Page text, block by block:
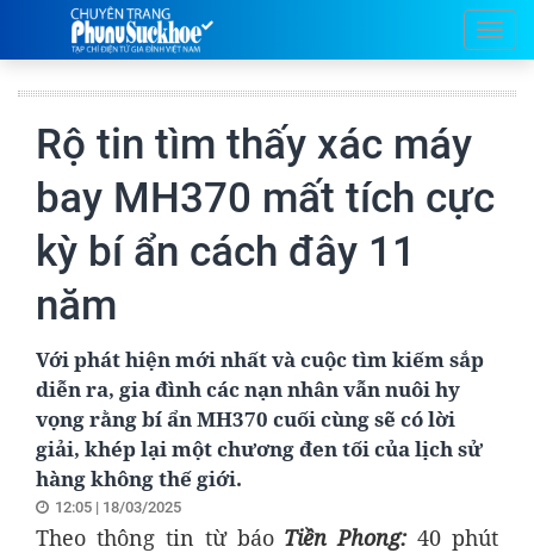
Rộ tin tìm thấy xác máy
bay MH370 mất tích cực
kỳ bí ẩn cách đây 11
năm
Với phát hiện mới nhất và cuộc tìm kiếm sắp
diễn ra, gia đình các nạn nhân vẫn nuôi hy
vọng rằng bí ẩn MH370 cuối cùng sẽ có lời
giải, khép lại một chương đen tối của lịch sử
hàng không thế giới.
12:05 | 18/03/2025
Theo thông tin từ báoTiền Phong:40 phút